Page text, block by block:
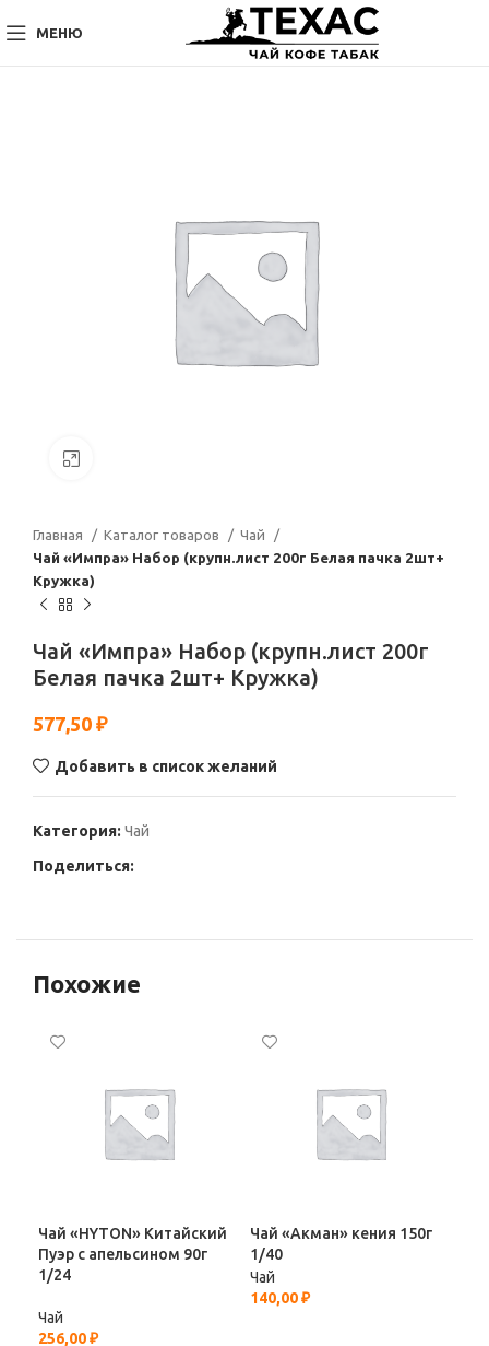
МЕНЮ
Главная Каталог товаров
Чай
Чай «Импра» Набор (крупн.лист 200г Белая пачка 2шт+
Кружка)
Чай «Импра» Набор (крупн.лист 200г
Белая пачка 2шт+ Кружка)
577,50 ₽
Добавить в список желаний
Категория: Чай
Поделиться:
Похожие
Чай «HYTON» Китайский
Пуэр с апельсином 90г
1/24
Чай
256,00₽
Чай «Акман» кения 150г
1/40
Чай
140,00₽